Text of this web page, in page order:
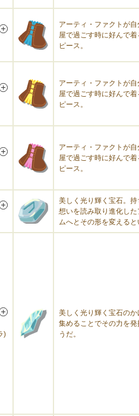
アーティ・ファクトが自
屋で過ごす時に好んで着
ピース。
アーティ・ファクトが自
屋で過ごす時に好んで着
ピース。
アーティ・ファクトが自
屋で過ごす時に好んで着
ピース。
美しく光り輝く宝石。持
想いを読み取り進化した
ムへとその形を変えると
)
美しく光り輝く宝石のか
集めることでその力を発
うだ。